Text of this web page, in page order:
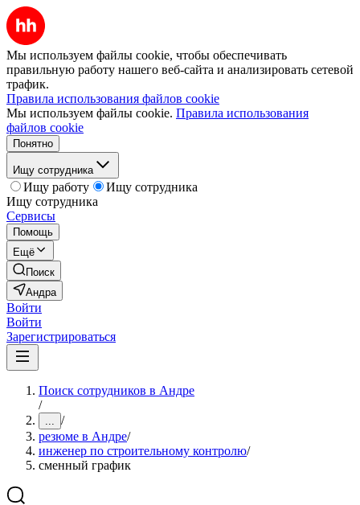
Мы используем файлы cookie, чтобы обеспечивать
правильную работу нашего веб-сайта и анализировать сетевой
трафик.
Правила использования файлов cookie
Мы используем файлы cookie. Правила использования
файлов cookie
Понятно
Ищу сотрудника
Ищу работу
Ищу сотрудника
Ищу сотрудника
Сервисы
Помощь
Ещё
Поиск
Андра
Войти
Войти
Зарегистрироваться
Поиск сотрудников в Андре
/
... /
резюме в Андре/
инженер по строительному контролю/
сменный график